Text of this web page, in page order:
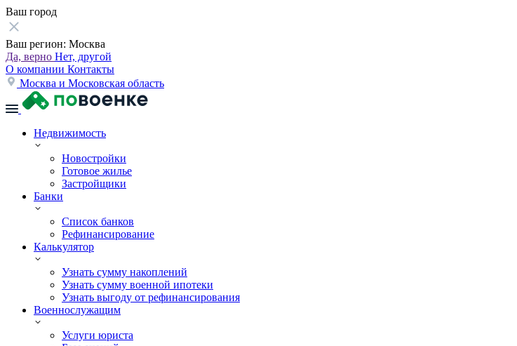
Ваш город
Ваш регион: Москва
Да, верно Нет, другой
О компании Контакты
Москва и Московская область
Недвижимость
Новостройки
Готовое жилье
Застройщики
Банки
Список банков
Рефинансирование
Калькулятор
Узнать сумму накоплений
Узнать сумму военной ипотеки
Узнать выгоду от рефинансирования
Военнослужащим
Услуги юриста